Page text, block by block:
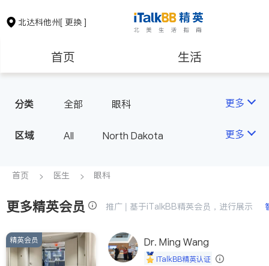
北达科他州[ 更换 ]
首页 生活
房地产租售
教育
非盈利组织
分类 全部 眼科 更多
区域 All North Dakota 更多
首页 医生 眼科
更多精英会员 推广 | 基于iTalkBB精英会员，进行展示
精英会员 Dr. Ming Wang
iTalkBB精英认证